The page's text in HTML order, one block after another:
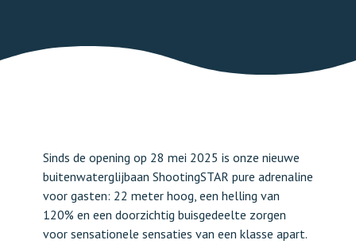
Sinds de opening op 28 mei 2025 is onze nieuwe
buitenwaterglijbaan ShootingSTAR pure adrenaline
voor gasten: 22 meter hoog, een helling van
120% en een doorzichtig buisgedeelte zorgen
voor sensationele sensaties van een klasse apart.